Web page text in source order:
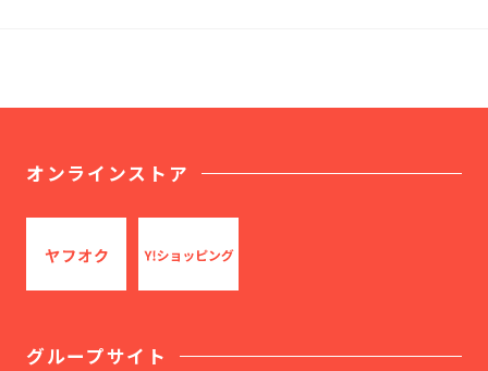
オンラインストア
グループサイト